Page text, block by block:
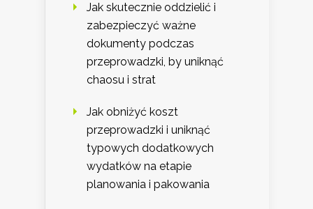
Jak skutecznie oddzielić i
zabezpieczyć ważne
dokumenty podczas
przeprowadzki, by uniknąć
chaosu i strat
Jak obniżyć koszt
przeprowadzki i uniknąć
typowych dodatkowych
wydatków na etapie
planowania i pakowania